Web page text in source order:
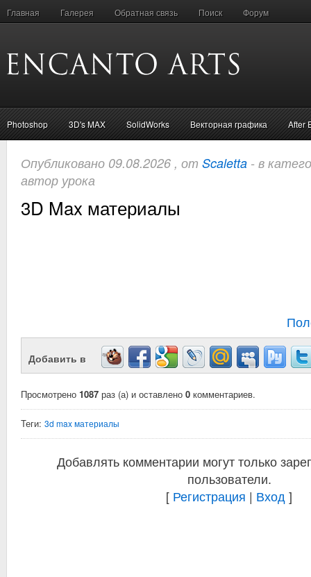
Главная Галерея Обратная связь Поиск Форум
Photoshop 3D's MAX SolidWorks Векторная графика After
Опубликовано 09.08.2026 , от Scaletta - в
автор урока
3D Max материалы
Добавить в
Просмотрено 1087 раз (а) и оставлено 0 комментариев.
Теги: 3d max материалы
Добавлять комментарии могут только
пользователи.
[ Регистрация | Вход ]